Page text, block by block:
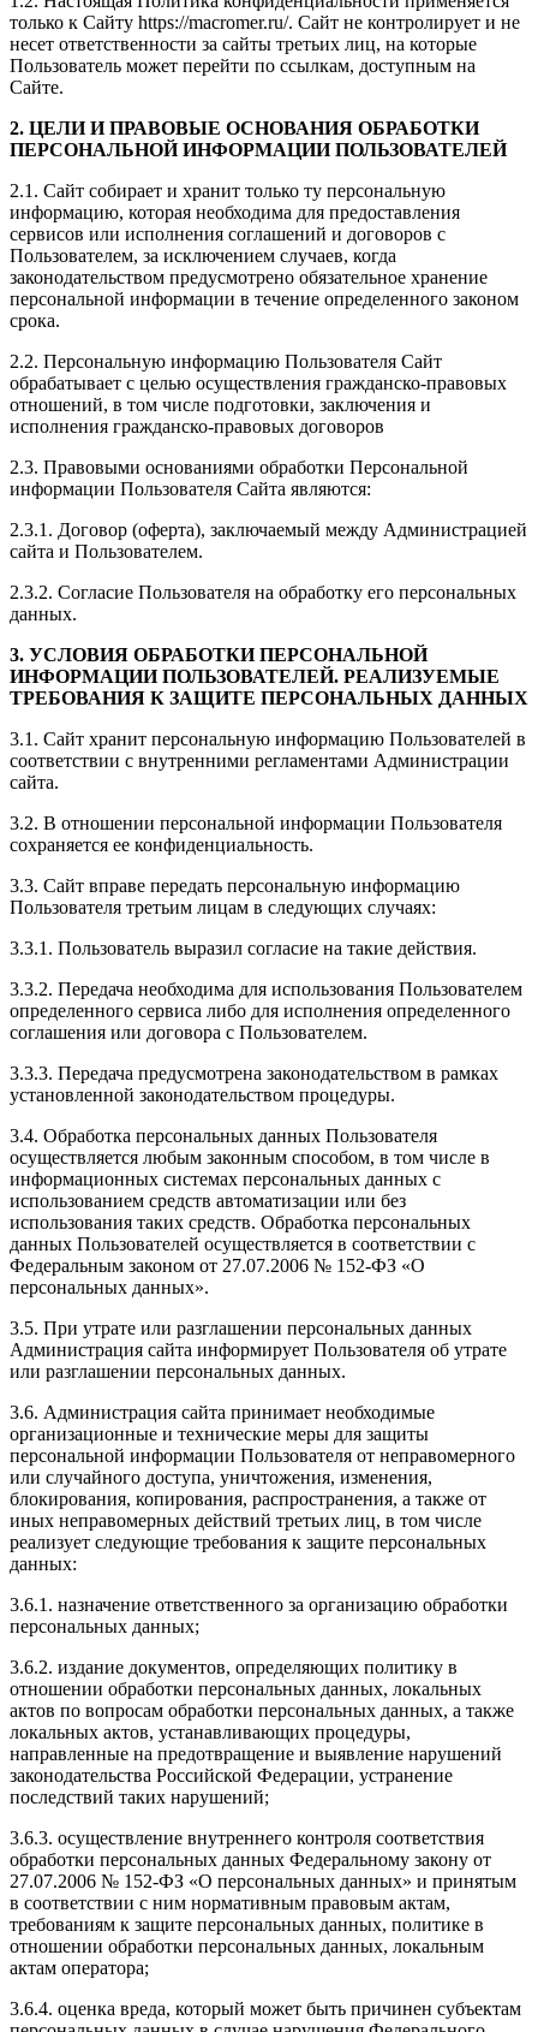
только к Сайту https://macromer.ru/. Сайт не контролирует и не
несет ответственности за сайты третьих лиц, на которые
Пользователь может перейти по ссылкам, доступным на
Сайте.
2. ЦЕЛИ И ПРАВОВЫЕ ОСНОВАНИЯ ОБРАБОТКИ
ПЕРСОНАЛЬНОЙ ИНФОРМАЦИИ ПОЛЬЗОВАТЕЛЕЙ
2.1. Сайт собирает и хранит только ту персональную
информацию, которая необходима для предоставления
сервисов или исполнения соглашений и договоров с
Пользователем, за исключением случаев, когда
законодательством предусмотрено обязательное хранение
персональной информации в течение определенного законом
срока.
2.2. Персональную информацию Пользователя Сайт
обрабатывает с целью осуществления гражданско-правовых
отношений, в том числе подготовки, заключения и
исполнения гражданско-правовых договоров
2.3. Правовыми основаниями обработки Персональной
информации Пользователя Сайта являются:
2.3.1. Договор (оферта), заключаемый между Администрацией
сайта и Пользователем.
2.3.2. Согласие Пользователя на обработку его персональных
данных.
3. УСЛОВИЯ ОБРАБОТКИ ПЕРСОНАЛЬНОЙ
ИНФОРМАЦИИ ПОЛЬЗОВАТЕЛЕЙ. РЕАЛИЗУЕМЫЕ
ТРЕБОВАНИЯ К ЗАЩИТЕ ПЕРСОНАЛЬНЫХ ДАННЫХ
3.1. Сайт хранит персональную информацию Пользователей в
соответствии с внутренними регламентами Администрации
сайта.
3.2. В отношении персональной информации Пользователя
сохраняется ее конфиденциальность.
3.3. Сайт вправе передать персональную информацию
Пользователя третьим лицам в следующих случаях:
3.3.1. Пользователь выразил согласие на такие действия.
3.3.2. Передача необходима для использования Пользователем
определенного сервиса либо для исполнения определенного
соглашения или договора с Пользователем.
3.3.3. Передача предусмотрена законодательством в рамках
установленной законодательством процедуры.
3.4. Обработка персональных данных Пользователя
осуществляется любым законным способом, в том числе в
информационных системах персональных данных с
использованием средств автоматизации или без
использования таких средств. Обработка персональных
данных Пользователей осуществляется в соответствии с
Федеральным законом от 27.07.2006 № 152-ФЗ «О
персональных данных».
3.5. При утрате или разглашении персональных данных
Администрация сайта информирует Пользователя об утрате
или разглашении персональных данных.
3.6. Администрация сайта принимает необходимые
организационные и технические меры для защиты
персональной информации Пользователя от неправомерного
или случайного доступа, уничтожения, изменения,
блокирования, копирования, распространения, а также от
иных неправомерных действий третьих лиц, в том числе
реализует следующие требования к защите персональных
данных:
3.6.1. назначение ответственного за организацию обработки
персональных данных;
3.6.2. издание документов, определяющих политику в
отношении обработки персональных данных, локальных
актов по вопросам обработки персональных данных, а также
локальных актов, устанавливающих процедуры,
направленные на предотвращение и выявление нарушений
законодательства Российской Федерации, устранение
последствий таких нарушений;
3.6.3. осуществление внутреннего контроля соответствия
обработки персональных данных Федеральному закону от
27.07.2006 № 152-ФЗ «О персональных данных» и принятым
в соответствии с ним нормативным правовым актам,
требованиям к защите персональных данных, политике в
отношении обработки персональных данных, локальным
актам оператора;
3.6.4. оценка вреда, который может быть причинен субъектам